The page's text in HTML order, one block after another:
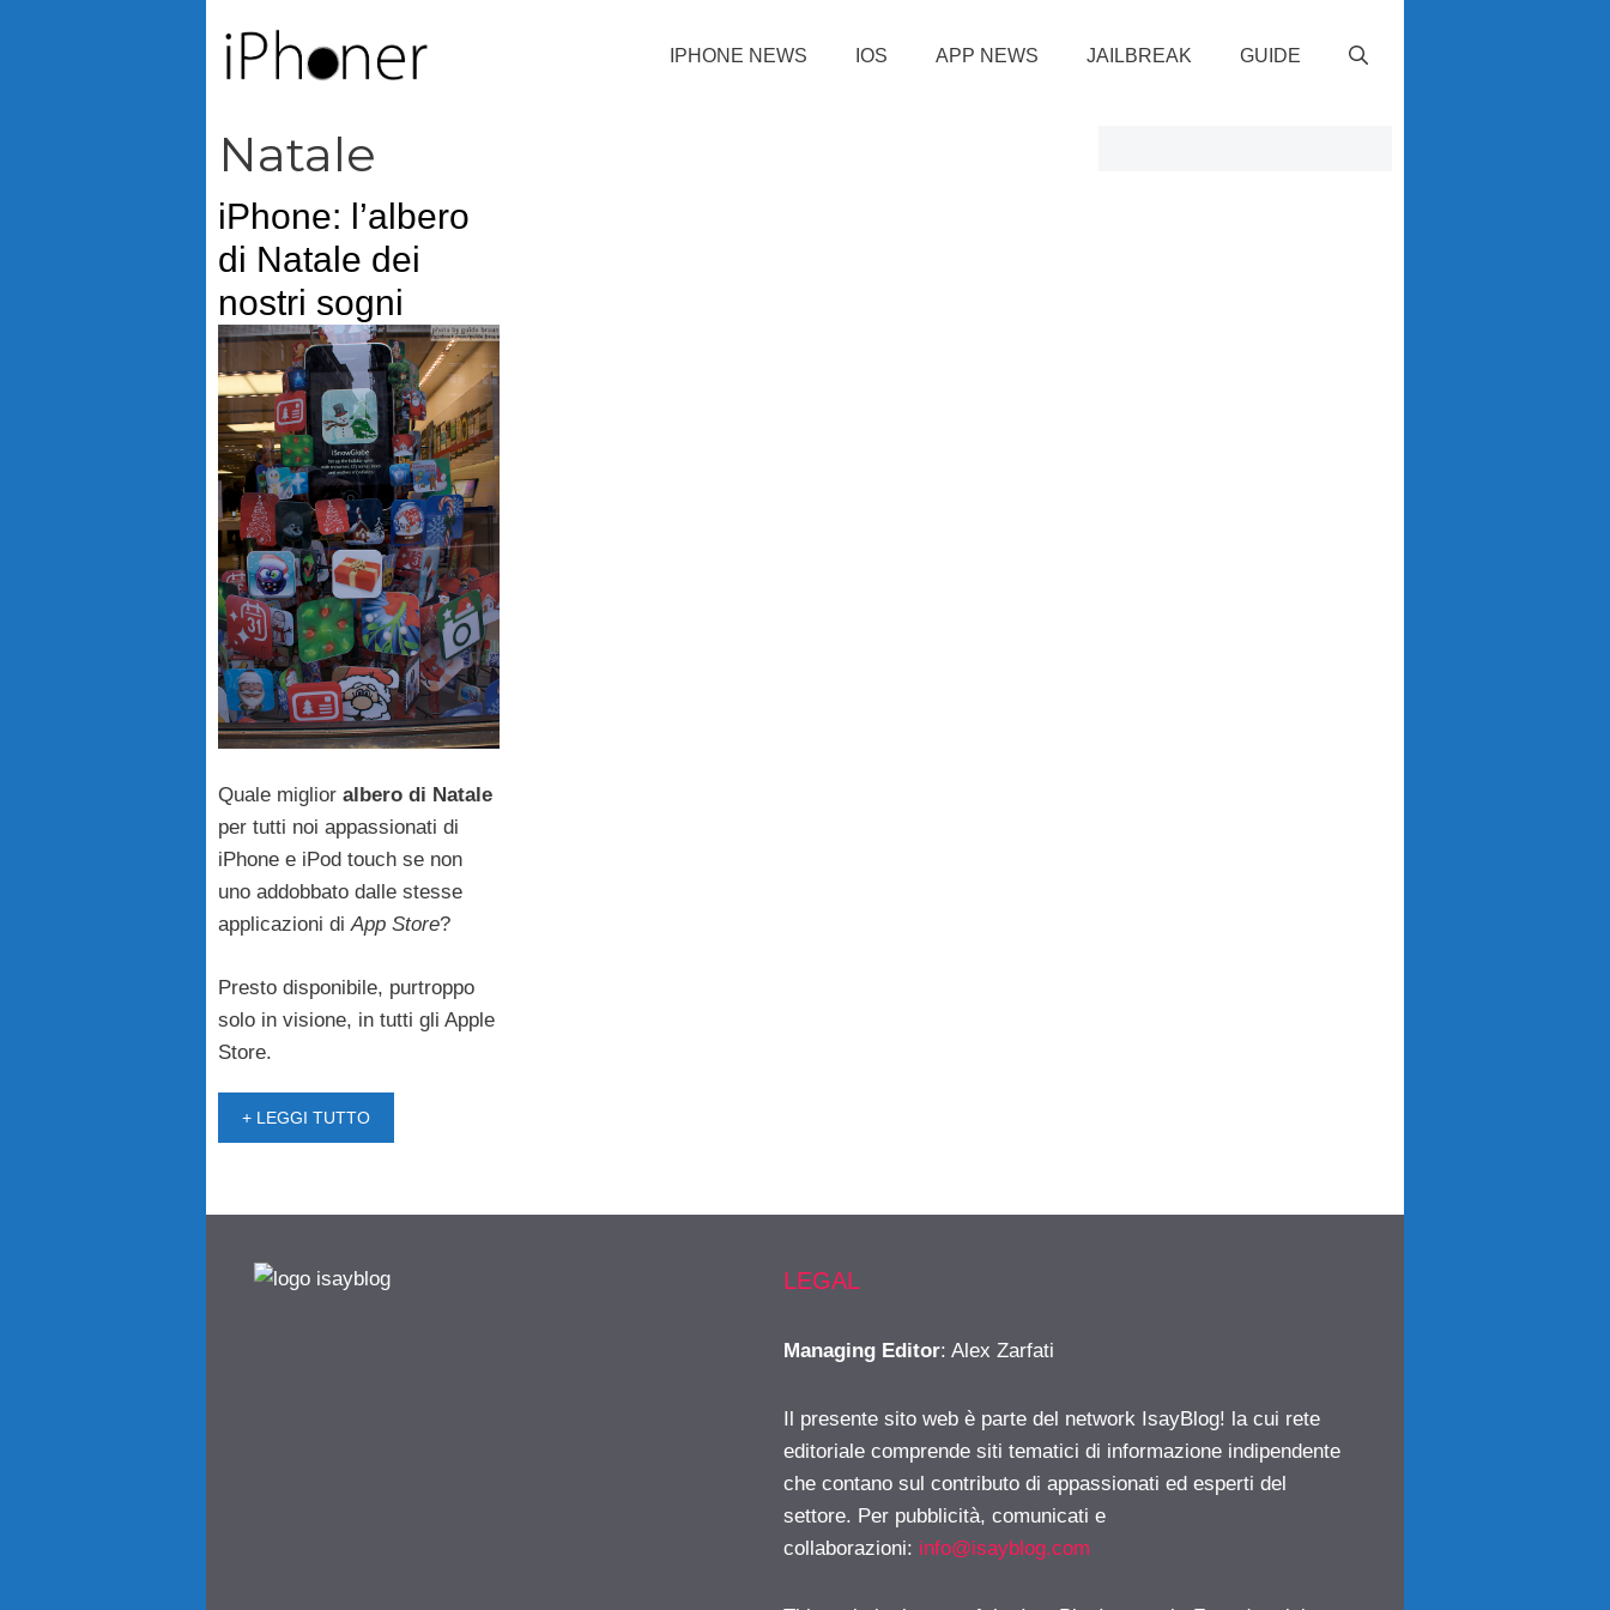
IPHONE NEWS IOS APP NEWS JAILBREAK GUIDE
Natale
iPhone: l’albero
di Natale dei
nostri sogni
Quale miglior albero di Natale
per tutti noi appassionati di
iPhone e iPod touch se non
uno addobbato dalle stesse
applicazioni diApp Store?
Presto disponibile, purtroppo
solo in visione, in tutti gli Apple
Store.
+ LEGGI TUTTO
LEGAL
Managing Editor: Alex Zarfati
Il presente sito web è parte del network IsayBlog! la cui rete
editoriale comprende siti tematici di informazione indipendente
che contano sul contributo di appassionati ed esperti del
settore. Per pubblicità, comunicati e
collaborazioni: info@isayblog.com